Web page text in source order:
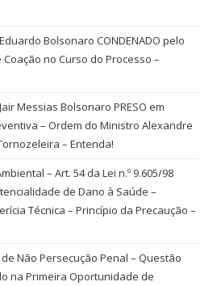
Eduardo Bolsonaro CONDENADO pelo
Coação no Curso do Processo –
Jair Messias Bolsonaro PRESO em
– Ordem do Ministro Alexandre
– Entenda!
– Art. 54 da Lei n.º 9.605/98
de Dano à Saúde –
Técnica – Princípio da Precaução –
de Não Persecução Penal – Questão
na Primeira Oportunidade de